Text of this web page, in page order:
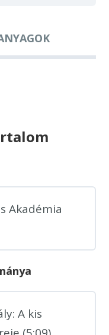
Akadémia
A kis